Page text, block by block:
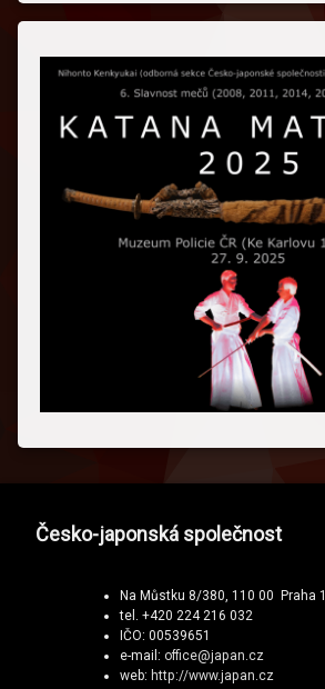
Česko-japonská společnost
Na Můstku 8/380, 110 00 Praha 1
tel. +420 224 216 032
IČO: 00539651
e-mail: office@japan.cz
web: http://www.japan.cz